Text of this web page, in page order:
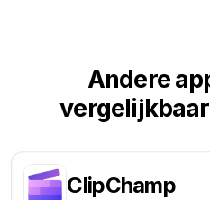
Andere
ClipChamp